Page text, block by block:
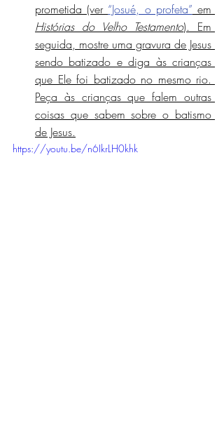
prometida (ver “Josué, o profeta”
Histórias do Velho Testamento). Em
seguida, mostre uma gravura de Jesus
sendo batizado e diga às crianças
que Ele foi batizado no mesmo rio.
Peça às crianças que falem outras
coisas que sabem sobre o batismo
de Jesus.
https://youtu.be/n6IkrLH0khk